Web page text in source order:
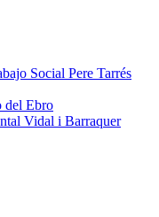
Social Pere Tarrés
del Ebro
Vidal i Barraquer